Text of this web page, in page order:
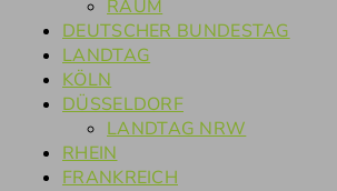
RAUM
DEUTSCHER BUNDESTAG
LANDTAG
KÖLN
DÜSSELDORF
LANDTAG NRW
RHEIN
FRANKREICH